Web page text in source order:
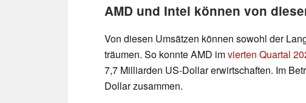
AMD und Intel können von
Von diesen Umsätzen können sowohl der
träumen. So konnte AMD imvierten Quartal
7,7 Milliarden US-Dollar erwirtschaften. Im
Dollar zusammen.